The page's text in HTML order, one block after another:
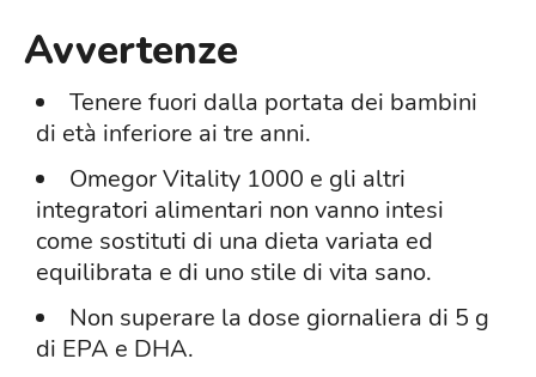
Avvertenze
Tenere fuori dalla portata dei bambini
di età inferiore ai tre anni.
Omegor Vitality 1000 e gli altri
integratori alimentari non vanno intesi
come sostituti di una dieta variata ed
equilibrata e di uno stile di vita sano.
Non superare la dose giornaliera di 5 g
di EPA e DHA.